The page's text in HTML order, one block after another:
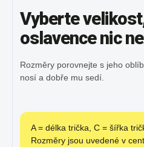
Vyberte
oslavence nic
Rozměry porovnejte s jeho
nosí a dobře mu sedí.
A = délka trička, C = šířka
Rozměry jsou uvedené v